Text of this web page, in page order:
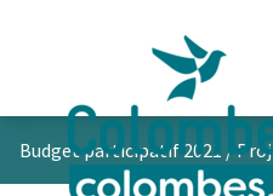
Budget participatif 2021 /